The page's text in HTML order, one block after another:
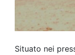
Situato nei